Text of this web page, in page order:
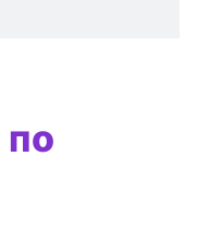
по